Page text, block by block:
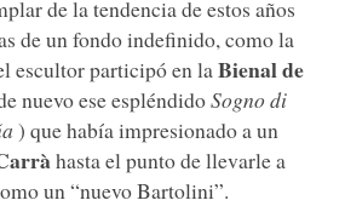
de la tendencia de estos años
de un fondo indefinido, como la
escultor participó en la Bienal de
nuevo ese espléndidoSogno di
) que había impresionado a un
hasta el punto de llevarle a
un “nuevo Bartolini”.